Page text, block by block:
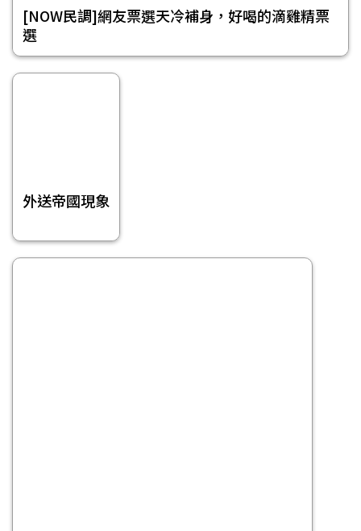
[NOW民調]網友票選天冷補身，好喝的滴雞精票
選
外送帝國現象